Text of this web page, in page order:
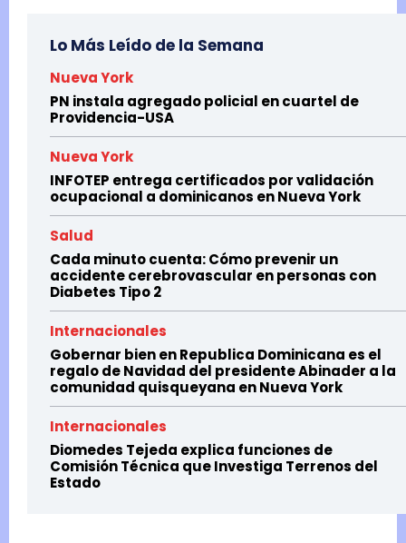
Lo Más Leído de la Semana
Nueva York
PN instala agregado policial en cuartel de
Providencia-USA
Nueva York
INFOTEP entrega certificados por validación
ocupacional a dominicanos en Nueva York
Salud
Cada minuto cuenta: Cómo prevenir un
accidente cerebrovascular en personas con
Diabetes Tipo 2
Internacionales
Gobernar bien en Republica Dominicana es el
regalo de Navidad del presidente Abinader a la
comunidad quisqueyana en Nueva York
Internacionales
Diomedes Tejeda explica funciones de
Comisión Técnica que Investiga Terrenos del
Estado